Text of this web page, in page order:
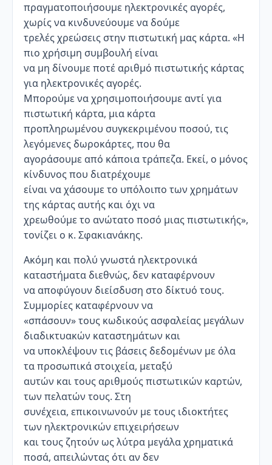
πραγματοποιήσουμε ηλεκτρονικές αγορές,
χωρίς να κινδυνεύουμε να δούμε
τρελές χρεώσεις στην πιστωτική μας κάρτα. «Η
πιο χρήσιμη συμβουλή είναι
να μη δίνουμε ποτέ αριθμό πιστωτικής κάρτας
για ηλεκτρονικές αγορές.
Μπορούμε να χρησιμοποιήσουμε αντί για
πιστωτική κάρτα, μια κάρτα
προπληρωμένου συγκεκριμένου ποσού, τις
λεγόμενες δωροκάρτες, που θα
αγοράσουμε από κάποια τράπεζα. Εκεί, ο μόνος
κίνδυνος που διατρέχουμε
είναι να χάσουμε το υπόλοιπο των χρημάτων
της κάρτας αυτής και όχι να
χρεωθούμε το ανώτατο ποσό μιας πιστωτικής»,
τονίζει ο κ. Σφακιανάκης.
Ακόμη και πολύ γνωστά ηλεκτρονικά
καταστήματα διεθνώς, δεν καταφέρνουν
να αποφύγουν διείσδυση στο δίκτυό τους.
Συμμορίες καταφέρνουν να
«σπάσουν» τους κωδικούς ασφαλείας μεγάλων
διαδικτυακών καταστημάτων και
να υποκλέψουν τις βάσεις δεδομένων με όλα
τα προσωπικά στοιχεία, μεταξύ
αυτών και τους αριθμούς πιστωτικών καρτών,
των πελατών τους. Στη
συνέχεια, επικοινωνούν με τους ιδιοκτήτες
των ηλεκτρονικών επιχειρήσεων
και τους ζητούν ως λύτρα μεγάλα χρηματικά
ποσά, απειλώντας ότι αν δεν